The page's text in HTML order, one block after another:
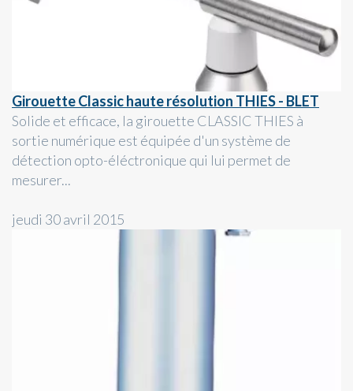
Girouette Classic haute résolution THIES - BLET
Solide et efficace, la girouette CLASSIC THIES à
sortie numérique est équipée d'un système de
détection opto-éléctronique qui lui permet de
mesurer...
jeudi 30 avril 2015